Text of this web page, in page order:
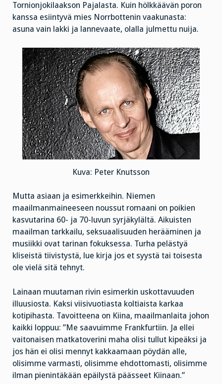
Tornionjokilaakson Pajalasta. Kuin hölkkäävän poron
kanssa esiintyvä mies Norrbottenin vaakunasta:
asuna vain lakki ja lannevaate, olalla julmettu nuija.
Kuva: Peter Knutsson
Mutta asiaan ja esimerkkeihin. Niemen
maailmanmaineeseen noussut romaani on poikien
kasvutarina 60- ja 70-luvun syrjäkylältä. Aikuisten
maailman tarkkailu, seksuaalisuuden herääminen ja
musiikki ovat tarinan fokuksessa. Turha pelästyä
kliseistä tiivistystä, lue kirja jos et syystä tai toisesta
ole vielä sitä tehnyt.
Lainaan muutaman rivin esimerkin uskottavuuden
illuusiosta. Kaksi viisivuotiasta koltiaista karkaa
kotipihasta. Tavoitteena on Kiina, maailmanlaita johon
kaikki loppuu: ”Me saavuimme Frankfurtiin. Ja ellei
vaitonaisen matkatoverini maha olisi tullut kipeäksi ja
jos hän ei olisi mennyt kakkaamaan pöydän alle,
olisimme varmasti, olisimme ehdottomasti, olisimme
ilman pienintäkään epäilystä päässeet Kiinaan.”